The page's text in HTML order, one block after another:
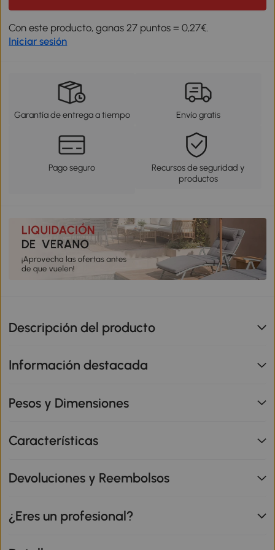
Con este producto, ganas 27 puntos = 0,27€.
Iniciar sesión
Garantía de entrega a tiempo Envío gratis
Pago seguro
Recursos de seguridad y
productos
Descripción del producto
Información destacada
Pesos y Dimensiones
Características
Devoluciones y Reembolsos
¿Eres un profesional?